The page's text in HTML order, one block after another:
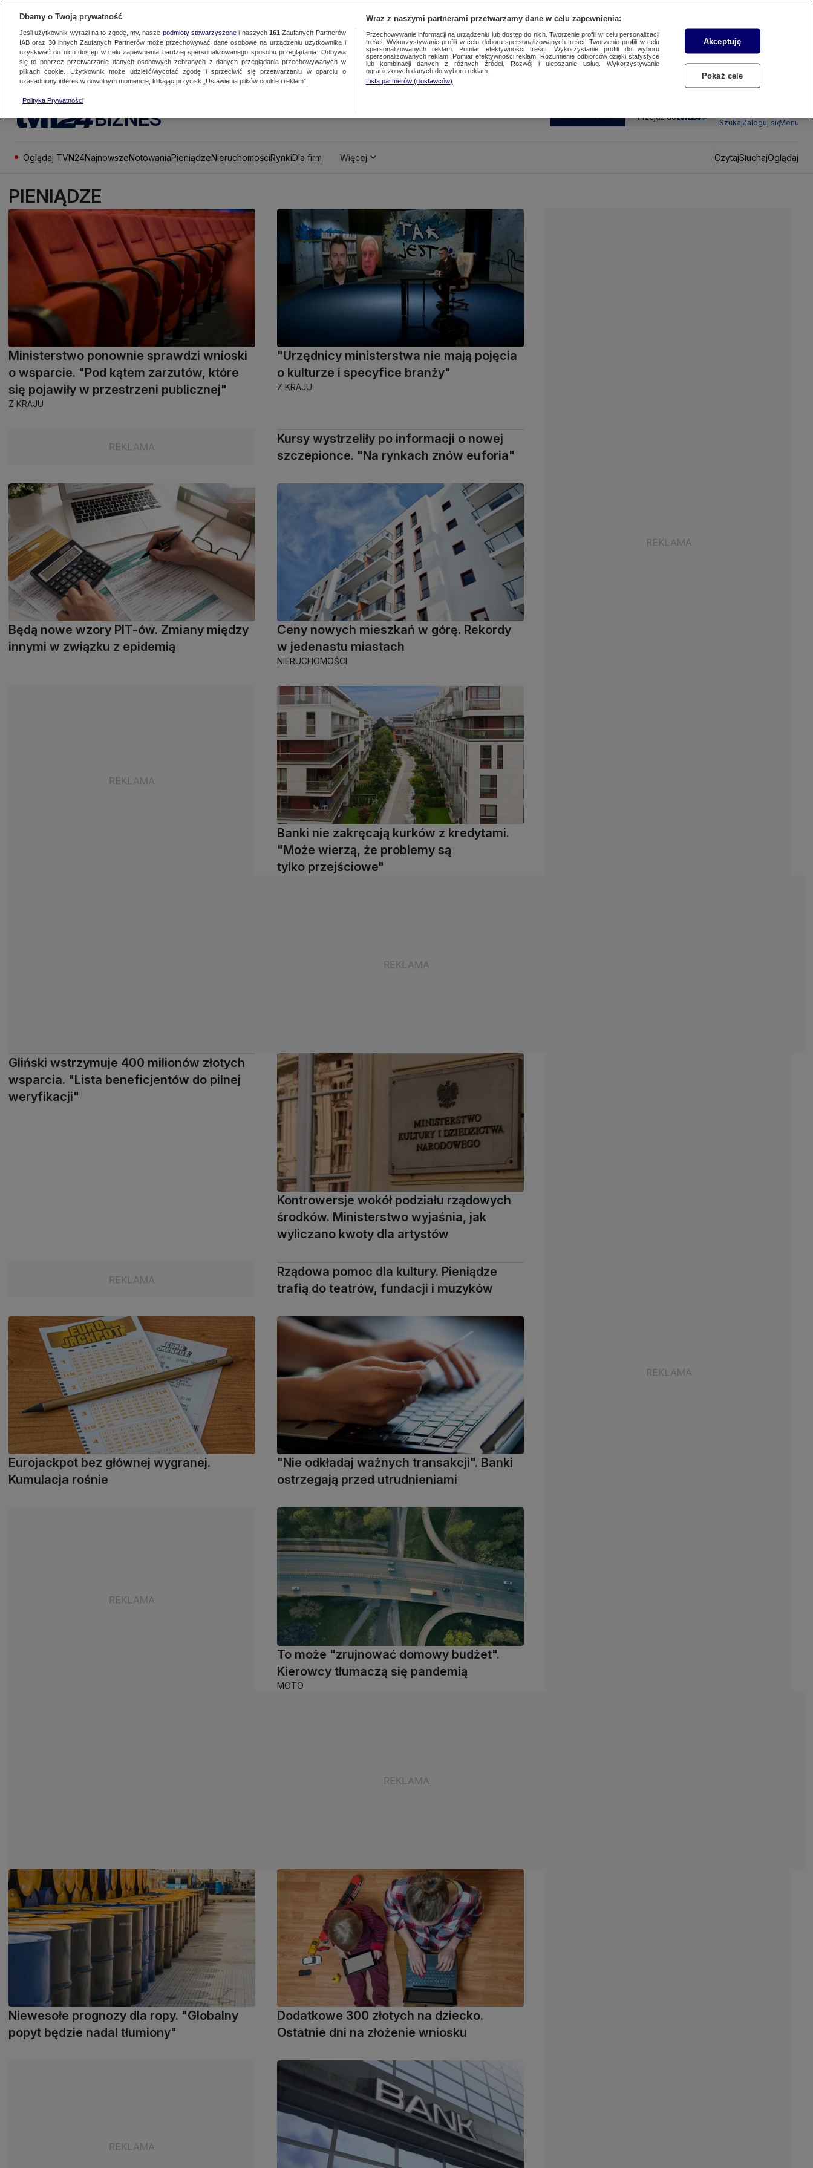
BIZNES SUBSKRYBUJ Przejdź do
SzukajZaloguj sięMenu
Oglądaj TVN24NajnowszeNotowaniaPieniądzeNieruchomościRynkiDla firm Więcej CzytajSłuchajOglądaj
PIENIĄDZE
Ministerstwo ponownie sprawdzi wnioski
o wsparcie. "Pod kątem zarzutów, które
się pojawiły w przestrzeni publicznej"
Z KRAJU
"Urzędnicy ministerstwa nie mają pojęcia
o kulturze i specyfice branży"
Z KRAJU
Kursy wystrzeliły po informacji o nowej
szczepionce. "Na rynkach znów euforia"
Będą nowe wzory PIT-ów. Zmiany między
innymi w związku z epidemią
Ceny nowych mieszkań w górę. Rekordy
w jedenastu miastach
NIERUCHOMOŚCI
Banki nie zakręcają kurków z kredytami.
"Może wierzą, że problemy są
tylko przejściowe"
Gliński wstrzymuje 400 milionów złotych
wsparcia. "Lista beneficjentów do pilnej
weryfikacji"
Kontrowersje wokół podziału rządowych
środków. Ministerstwo wyjaśnia, jak
wyliczano kwoty dla artystów
Rządowa pomoc dla kultury. Pieniądze
trafią do teatrów, fundacji i muzyków
Eurojackpot bez głównej wygranej.
Kumulacja rośnie
"Nie odkładaj ważnych transakcji". Banki
ostrzegają przed utrudnieniami
To może "zrujnować domowy budżet".
Kierowcy tłumaczą się pandemią
MOTO
Niewesołe prognozy dla ropy. "Globalny
popyt będzie nadal tłumiony"
Dodatkowe 300 złotych na dziecko.
Ostatnie dni na złożenie wniosku
Dbamy o Twoją prywatność
Jeśli użytkownik wyrazi na to zgodę, my, nasze podmioty stowarzyszonei naszych 161 Zaufanych Partnerów
IAB oraz 30innych Zaufanych Partnerów może przechowywać dane osobowe na urządzeniu użytkownika i
uzyskiwać do nich dostęp w celu zapewnienia bardziej spersonalizowanego sposobu przeglądania. Odbywa
się to poprzez przetwarzanie danych osobowych zebranych z danych przeglądania przechowywanych w
plikach cookie. Użytkownik może udzielić/wycofać zgodę i sprzeciwić się przetwarzaniu w oparciu o
uzasadniony interes w dowolnym momencie, klikając przycisk „Ustawienia plików cookie i reklam”.
Polityka Prywatności
Wraz z naszymi partnerami przetwarzamy dane w celu zapewnienia:
Przechowywanie informacji na urządzeniu lub dostęp do nich. Tworzenie profili w celu personalizacji
treści. Wykorzystywanie profili w celu doboru spersonalizowanych treści. Tworzenie profili w celu
spersonalizowanych reklam. Pomiar efektywności treści. Wykorzystanie profili do wyboru
spersonalizowanych reklam. Pomiar efektywności reklam. Rozumienie odbiorców dzięki statystyce
lub kombinacji danych z różnych źródeł. Rozwój i ulepszanie usług. Wykorzystywanie
ograniczonych danych do wyboru reklam.
Lista partnerów (dostawców)
Akceptuję
Pokaż cele